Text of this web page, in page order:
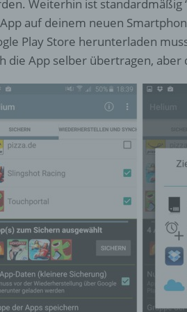
Weiterhin ist standardmäßig
auf deinem neuen
Play Store herunterladen
die App selber übertragen,
Einschränkung der Verarbeitung ist
personenbezogener Daten mit dem
einzuschränken.
e) Profiling
Profiling ist jede Art der
personenbezogener Daten, die darin
personenbezogenen Daten
persönliche Aspekte, die sich auf
zu bewerten, insbesondere, um
wirtschaftlicher Lage, Gesundheit,
Zuverlässigkeit, Verhalten,
natürlichen Person zu analysieren
f) Pseudonymisierung